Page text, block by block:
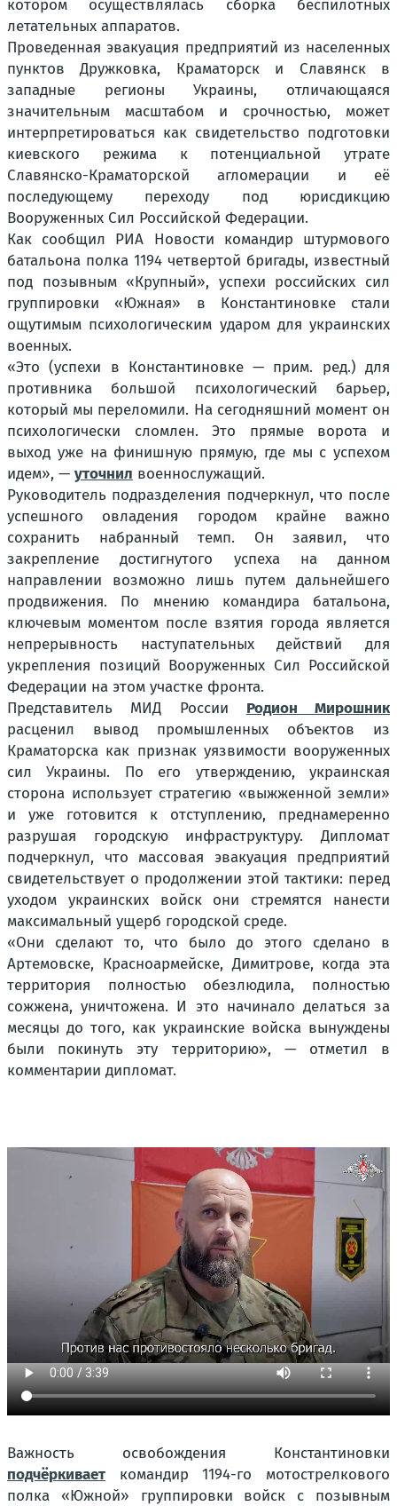
котором осуществлялась сборка беспилотных
летательных аппаратов.
Проведенная эвакуация предприятий из населенных
пунктов Дружковка, Краматорск и Славянск в
западные регионы Украины, отличающаяся
значительным масштабом и срочностью, может
интерпретироваться как свидетельство подготовки
киевского режима к потенциальной утрате
Славянско-Краматорской агломерации и её
последующему переходу под юрисдикцию
Вооруженных Сил Российской Федерации.
Как сообщил РИА Новости командир штурмового
батальона полка 1194 четвертой бригады, известный
под позывным «Крупный», успехи российских сил
группировки «Южная» в Константиновке стали
ощутимым психологическим ударом для украинских
военных.
«Это (успехи в Константиновке — прим. ред.) для
противника большой психологический барьер,
который мы переломили. На сегодняшний момент он
психологически сломлен. Это прямые ворота и
выход уже на финишную прямую, где мы с успехом
идем», — уточнил военнослужащий.
Руководитель подразделения подчеркнул, что после
успешного овладения городом крайне важно
сохранить набранный темп. Он заявил, что
закрепление достигнутого успеха на данном
направлении возможно лишь путем дальнейшего
продвижения. По мнению командира батальона,
ключевым моментом после взятия города является
непрерывность наступательных действий для
укрепления позиций Вооруженных Сил Российской
Федерации на этом участке фронта.
Представитель МИД России Родион Мирошник
расценил вывод промышленных объектов из
Краматорска как признак уязвимости вооруженных
сил Украины. По его утверждению, украинская
сторона использует стратегию «выжженной земли»
и уже готовится к отступлению, преднамеренно
разрушая городскую инфраструктуру. Дипломат
подчеркнул, что массовая эвакуация предприятий
свидетельствует о продолжении этой тактики: перед
уходом украинских войск они стремятся нанести
максимальный ущерб городской среде.
«Они сделают то, что было до этого сделано в
Артемовске, Красноармейске, Димитрове, когда эта
территория полностью обезлюдила, полностью
сожжена, уничтожена. И это начинало делаться за
месяцы до того, как украинские войска вынуждены
были покинуть эту территорию», — отметил в
комментарии дипломат.
Важность освобождения Константиновки
подчёркивает командир 1194-го мотострелкового
полка «Южной» группировки войск с позывным